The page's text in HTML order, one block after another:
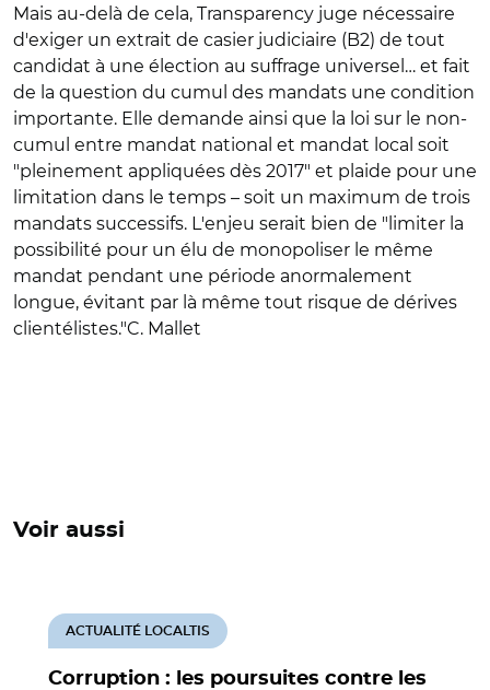
Mais au-delà de cela, Transparency juge nécessaire
d'exiger un extrait de casier judiciaire (B2) de tout
candidat à une élection au suffrage universel… et fait
de la question du cumul des mandats une condition
importante. Elle demande ainsi que la loi sur le non-
cumul entre mandat national et mandat local soit
"pleinement appliquées dès 2017" et plaide pour une
limitation dans le temps – soit un maximum de trois
mandats successifs. L'enjeu serait bien de "limiter la
possibilité pour un élu de monopoliser le même
mandat pendant une période anormalement
longue, évitant par là même tout risque de dérives
clientélistes."C. Mallet
Voir aussi
Corruption : les poursuites contre les
ACTUALITÉ LOCALTIS